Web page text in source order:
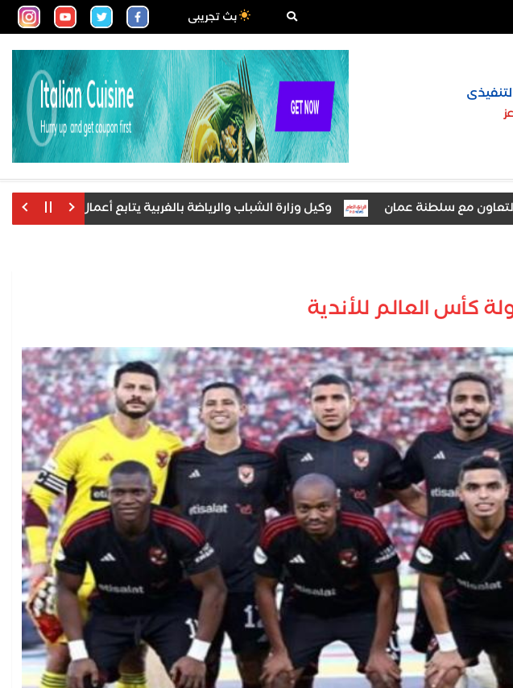
بث تجريبى
مع سلطنة عمان وكيل وزارة الشباب والرياضة بالغربية يتابع أعمال الجمعية العمومية
كأس العالم للأندية